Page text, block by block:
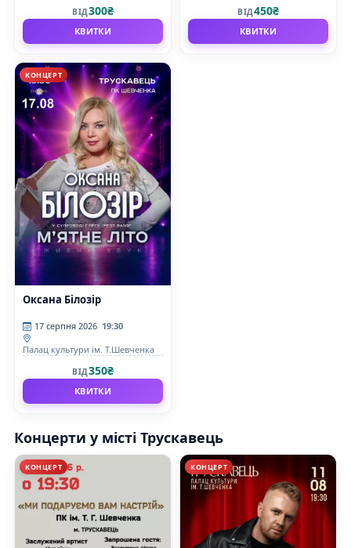
ВІД300₴
КВИТКИ
ВІД450₴
КВИТКИ
КОНЦЕРТ
Оксана Білозір
17 серпня 2026 19:30
Палац культури ім. Т.Шевченка
ВІД350₴
КВИТКИ
Концерти у місті Трускавець
КОНЦЕРТ КОНЦЕРТ